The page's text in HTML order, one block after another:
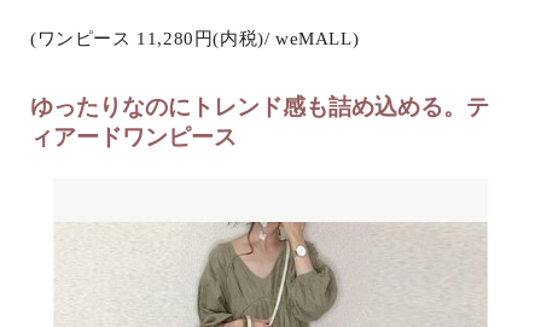
(ワンピース 11,280円(内税)/ weMALL)
ゆったりなのにトレンド感も詰め込める。テ
ィアードワンピース